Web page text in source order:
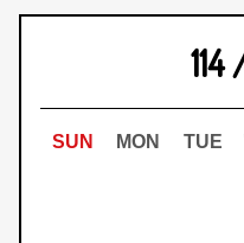
SUN MON TUE